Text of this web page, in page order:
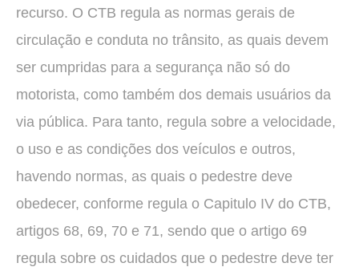
recurso. O CTB regula as normas gerais de
circulação e conduta no trânsito, as quais devem
ser cumpridas para a segurança não só do
motorista, como também dos demais usuários da
via pública. Para tanto, regula sobre a velocidade,
o uso e as condições dos veículos e outros,
havendo normas, as quais o pedestre deve
obedecer, conforme regula o Capitulo IV do CTB,
artigos 68, 69, 70 e 71, sendo que o artigo 69
regula sobre os cuidados que o pedestre deve ter